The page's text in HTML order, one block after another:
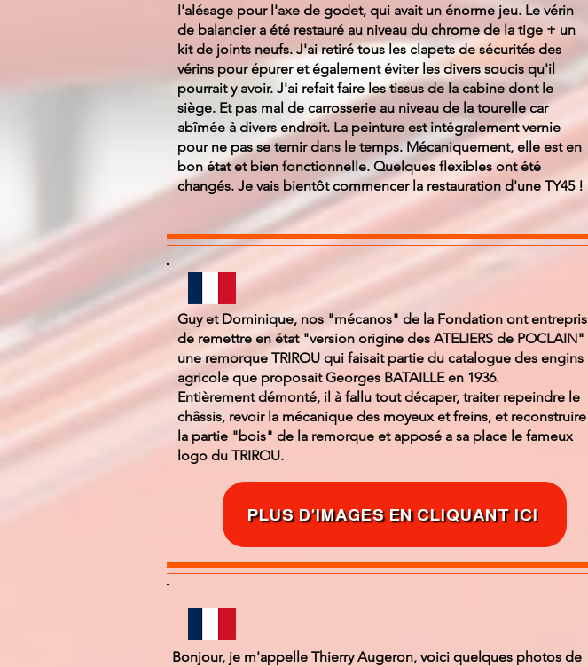
l'alésage pour l'axe de godet, qui avait un énorme jeu. Le vérin
de balancier a été restauré au niveau du chrome de la tige + un
kit de joints neufs. J'ai retiré tous les clapets de sécurités des
vérins pour épurer et également éviter les divers soucis qu'il
pourrait y avoir. J'ai refait faire les tissus de la cabine dont le
siège. Et pas mal de carrosserie au niveau de la tourelle car
abîmée à divers endroit. La peinture est intégralement vernie
pour ne pas se ternir dans le temps. Mécaniquement, elle est en
bon état et bien fonctionnelle. Quelques flexibles ont été
changés. Je vais bientôt commencer la restauration d'une TY45 !
Guy et Dominique, nos "mécanos" de la Fondation ont entrepris
de remettre en état "version origine des ATELIERS de POCLAIN"
une remorque TRIROU qui faisait partie du catalogue des engins
agricole que proposait Georges BATAILLE en 1936.
Entièrement démonté, il à fallu tout décaper, traiter repeindre le
châssis, revoir la mécanique des moyeux et freins, et reconstruire
la partie "bois" de la remorque et apposé a sa place le fameux
logo du TRIROU.
PLUS D'IMAGES EN CLIQUANT ICI
Bonjour, je m'appelle Thierry Augeron, voici quelques photos de